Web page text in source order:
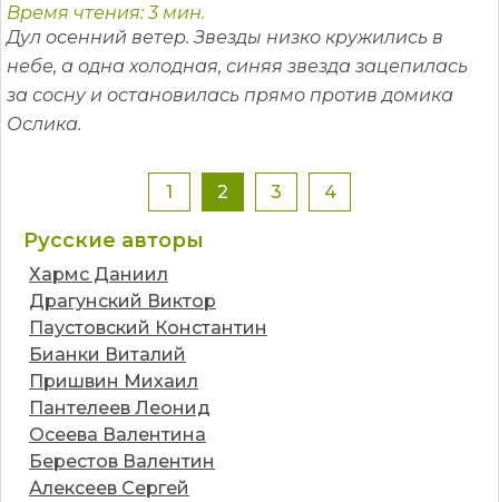
Время чтения: 3 мин.
Дул осенний ветер. Звезды низко кружились в
небе, а одна холодная, синяя звезда зацепилась
за сосну и остановилась прямо против домика
Ослика.
1 2 3 4
Русские авторы
Хармс Даниил
Драгунский Виктор
Паустовский Константин
Бианки Виталий
Пришвин Михаил
Пантелеев Леонид
Осеева Валентина
Берестов Валентин
Алексеев Сергей